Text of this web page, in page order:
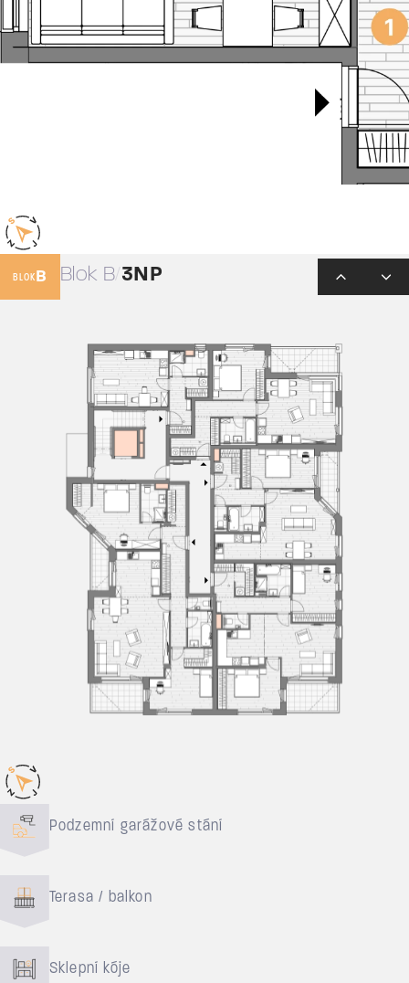
BLOK B Blok B 3NP
Důvody pro bydlení
Podzemní garážové stání
Terasa / balkon
Sklepní kóje